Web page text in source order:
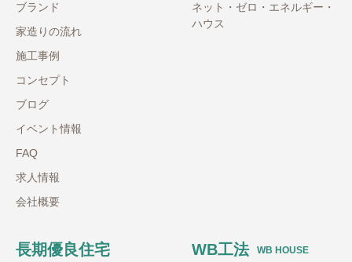
ブランド
家造りの流れ
施工事例
コンセプト
ブログ
イベント情報
FAQ
求人情報
会社概要
ネット・ゼロ・エネルギー・
ハウス
長期優良住宅 WB工法 WB HOUSE